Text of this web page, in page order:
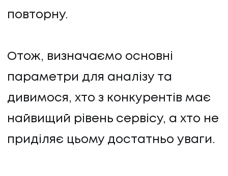
повторну.
Отож, визначаємо основні
параметри для аналізу та
дивимося, хто з конкурентів має
найвищий рівень сервісу, а хто не
приділяє цьому достатньо уваги.